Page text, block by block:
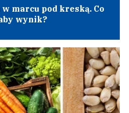
marcu pod kreską. Co
wynik?